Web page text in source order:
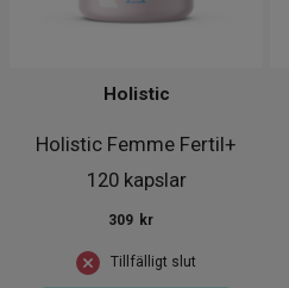
Holistic Femme Fertil+
120 kapslar
Holistic
Tillfälligt slut
309 kr